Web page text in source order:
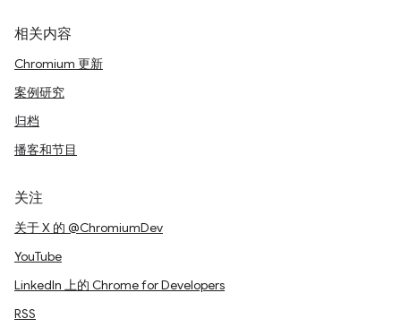
相关内容
Chromium 更新
案例研究
归档
播客和节目
关注
关于 X 的 @ChromiumDev
YouTube
LinkedIn 上的 Chrome for Developers
RSS